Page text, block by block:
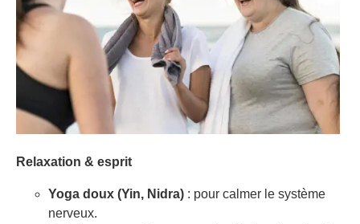
Relaxation & esprit
Yoga doux (Yin, Nidra) : pour calmer le système
nerveux.